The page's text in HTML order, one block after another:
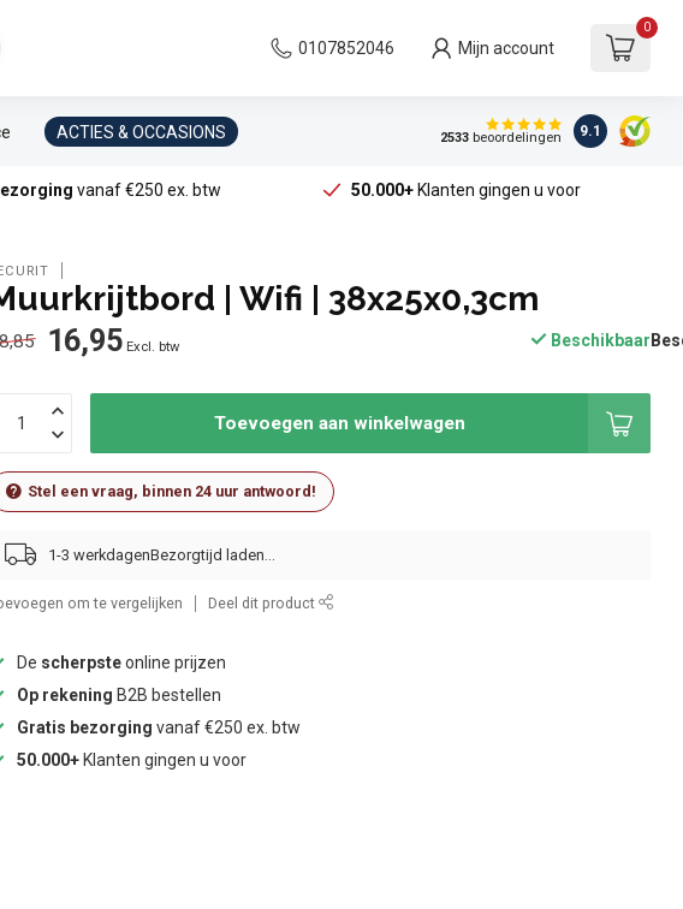
0107852046 Mijn account
0
ACTIES & OCCASIONS 2533beoordelingen 9.1
vanaf €250 ex. btw 50.000+Klanten gingen u voor
| Wifi | 38x25x0,3cm
16,95 Excl. btw Beschikbaar
Toevoegen aan winkelwagen
Stel een vraag, binnen 24 uur antwoord!
1-3 werkdagen
om te vergelijken Deel dit product
De scherpsteonline prijzen
Op rekening B2B bestellen
Gratis bezorging vanaf €250 ex. btw
50.000+ Klanten gingen u voor